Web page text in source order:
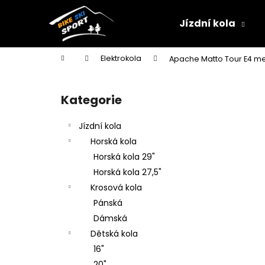
Jízdní kola
Domů Elektrokola Apache Matto Tour E4
Přeskočit
kategorie
Kategorie
Jízdní kola
Horská kola
Horská kola 29"
Horská kola 27,5"
Krosová kola
Pánská
Dámská
Dětská kola
16"
í
Zpět
do
Zpět
do